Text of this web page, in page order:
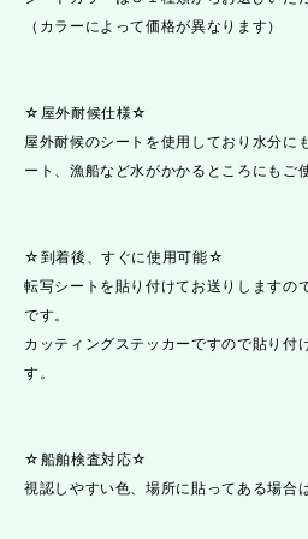
（カラーによって価格が異なります）
☆屋外耐候仕様☆
屋外耐候のシートを使用しており水分に
ート、漁船など水がかかるところにもご
☆到着後、すぐに使用可能☆
転写シートを貼り付けてお送りしますの
です。
カッティングステッカーですので貼り付
す。
☆船舶検査対応☆
視認しやすい色、場所に貼ってある場合